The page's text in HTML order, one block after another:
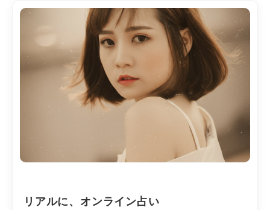
リアルに、オンライン占い